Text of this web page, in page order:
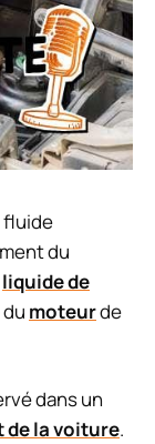
fluide
du
liquide de
moteurde
dans un
de la voiture.